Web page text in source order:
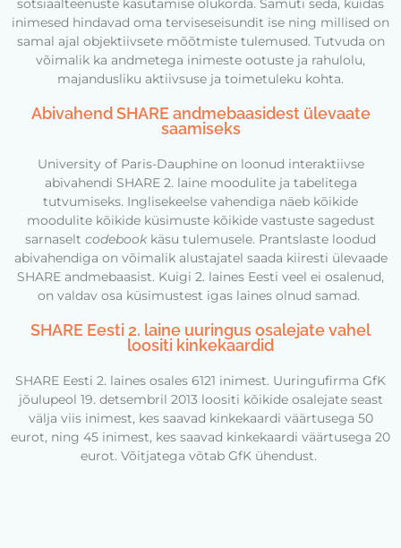
sotsiaalteenuste kasutamise olukorda. Samuti seda, kuidas
inimesed hindavad oma terviseseisundit ise ning millised on
samal ajal objektiivsete mõõtmiste tulemused. Tutvuda on
võimalik ka andmetega inimeste ootuste ja rahulolu,
majandusliku aktiivsuse ja toimetuleku kohta.
Abivahend SHARE andmebaasidest ülevaate
saamiseks
University of Paris-Dauphineon loonud interaktiivse
abivahendi SHARE 2. laine moodulite ja tabelitega
tutvumiseks. Inglisekeelse vahendiga näeb kõikide
moodulite kõikide küsimuste kõikide vastuste sagedust
sarnaselt codebookkäsu tulemusele. Prantslaste loodud
abivahendiga on võimalik alustajatel saada kiiresti ülevaade
SHARE andmebaasist. Kuigi 2. laines Eesti veel ei osalenud,
on valdav osa küsimustest igas laines olnud samad.
SHARE Eesti 2. laine uuringus osalejate vahel
loositi kinkekaardid
SHARE Eesti 2. laines osales 6121 inimest. Uuringufirma GfK
jõulupeol 19. detsembril 2013 loositi kõikide osalejate seast
välja viis inimest, kes saavad kinkekaardi väärtusega 50
eurot, ning 45 inimest, kes saavad kinkekaardi väärtusega 20
eurot. Võitjatega võtab GfK ühendust.